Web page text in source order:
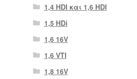
1,4 HDI και 1,6 HDI
1,5 HDi
1,6 16V
1,6 VTI
1,8 16V